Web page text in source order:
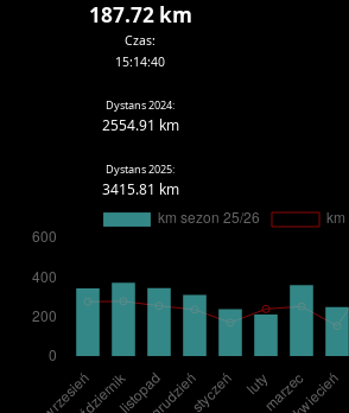
187.72 km
Czas:
15:14:40
Dystans 2024:
2554.91 km
Dystans 2025:
3415.81 km